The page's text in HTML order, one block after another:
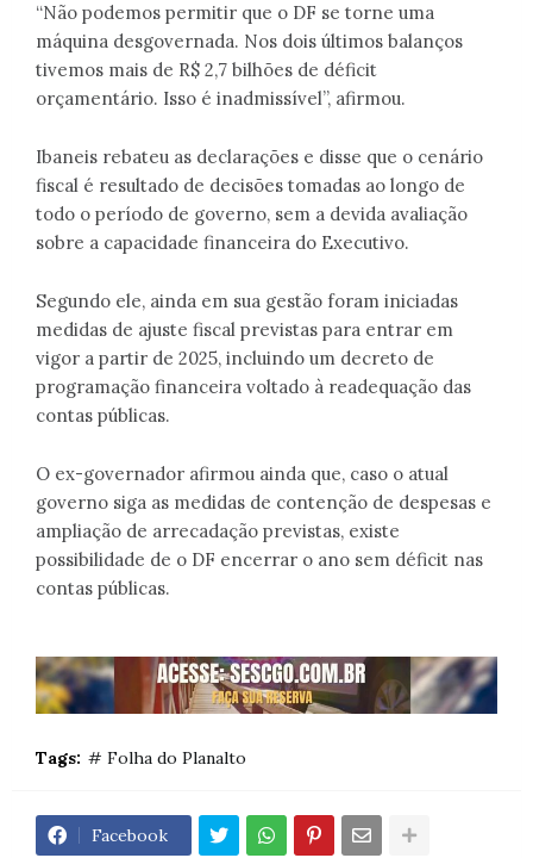
“Não podemos permitir que o DF se torne uma
máquina desgovernada. Nos dois últimos balanços
tivemos mais de R$ 2,7 bilhões de déficit
orçamentário. Isso é inadmissível”, afirmou.
Ibaneis rebateu as declarações e disse que o cenário
fiscal é resultado de decisões tomadas ao longo de
todo o período de governo, sem a devida avaliação
sobre a capacidade financeira do Executivo.
Segundo ele, ainda em sua gestão foram iniciadas
medidas de ajuste fiscal previstas para entrar em
vigor a partir de 2025, incluindo um decreto de
programação financeira voltado à readequação das
contas públicas.
O ex-governador afirmou ainda que, caso o atual
governo siga as medidas de contenção de despesas e
ampliação de arrecadação previstas, existe
possibilidade de o DF encerrar o ano sem déficit nas
contas públicas.
Tags: # Folha do Planalto
Facebook